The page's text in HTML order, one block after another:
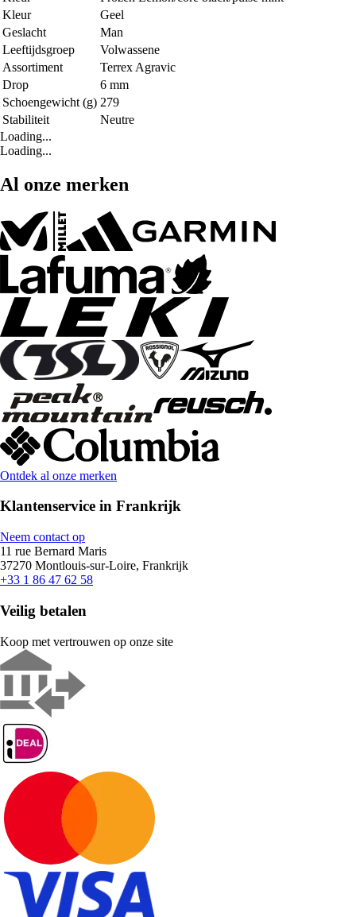
Kleur
Geel
Geslacht
Man
Leeftijdsgroep
Volwassene
Assortiment
Terrex Agravic
Drop
6 mm
Schoengewicht (g) 279
Stabiliteit
Neutre
Loading...
Loading...
Al onze merken
Ontdek al onze merken
Klantenservice in Frankrijk
Neem contact op
11 rue Bernard Maris
37270 Montlouis-sur-Loire, Frankrijk
+33 1 86 47 62 58
Veilig betalen
Koop met vertrouwen op onze site